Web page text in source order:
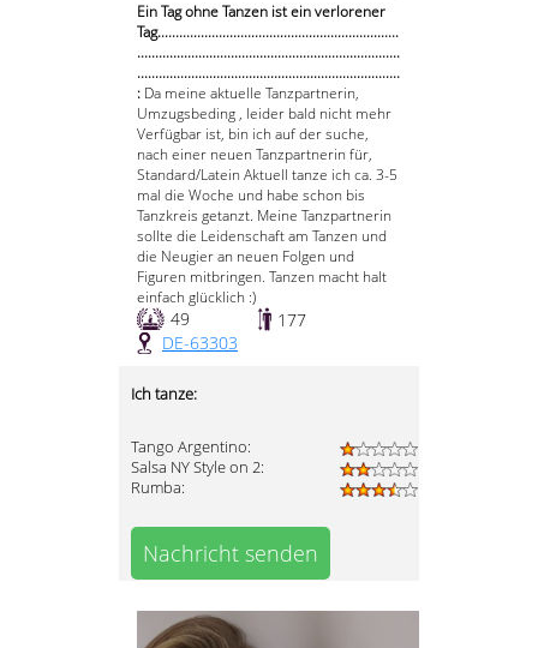
Ein Tag ohne Tanzen ist ein verlorener
Tag...................................................................
.........................................................................
.........................................................................
: Da meine aktuelle Tanzpartnerin,
Umzugsbeding , leider bald nicht mehr
Verfügbar ist, bin ich auf der suche,
nach einer neuen Tanzpartnerin für,
Standard/Latein Aktuell tanze ich ca. 3-5
mal die Woche und habe schon bis
Tanzkreis getanzt. Meine Tanzpartnerin
sollte die Leidenschaft am Tanzen und
die Neugier an neuen Folgen und
Figuren mitbringen. Tanzen macht halt
einfach glücklich :)
49
177
DE-63303
Ich tanze:
Tango Argentino:
Salsa NY Style on 2:
Rumba:
Nachricht senden